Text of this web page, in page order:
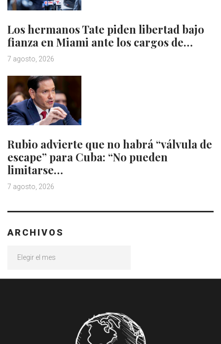
Los hermanos Tate piden libertad bajo
fianza en Miami ante los cargos de…
7 agosto, 2026
Rubio advierte que no habrá “válvula de
escape” para Cuba: “No pueden
limitarse…
7 agosto, 2026
ARCHIVOS